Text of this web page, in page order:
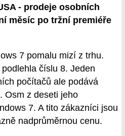
- prodeje osobních
měsíc po tržní premiéře
7 pomalu mizí z trhu.
číslu 8. Jeden
počítačů ale podává
Osm z deseti jeho
7. A tito zákazníci jsou
nadprůměrnou cenu.